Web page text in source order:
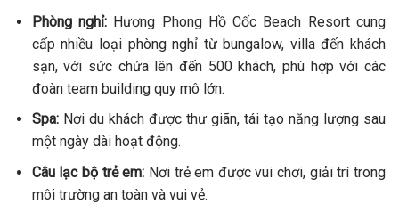
Phòng nghỉ: Hương Phong Hồ Cốc Beach Resort cung
cấp nhiều loại phòng nghỉ từ bungalow, villa đến khách
sạn, với sức chứa lên đến 500 khách, phù hợp với các
đoàn team building quy mô lớn.
Spa:Nơi du khách được thư giãn, tái tạo năng lượng sau
một ngày dài hoạt động.
Câu lạc bộ trẻ em: Nơi trẻ em được vui chơi, giải trí trong
môi trường an toàn và vui vẻ.